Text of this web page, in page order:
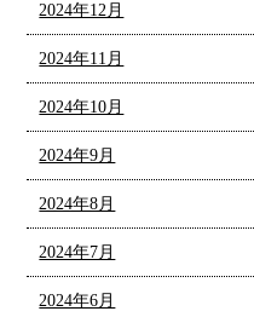
2024年12月
2024年11月
2024年10月
2024年9月
2024年8月
2024年7月
2024年6月